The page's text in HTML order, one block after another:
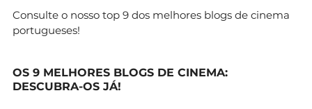
Consulte o nosso top 9 dos melhores blogs de cinema
portugueses!
OS 9 MELHORES BLOGS DE CINEMA:
DESCUBRA-OS JÁ!